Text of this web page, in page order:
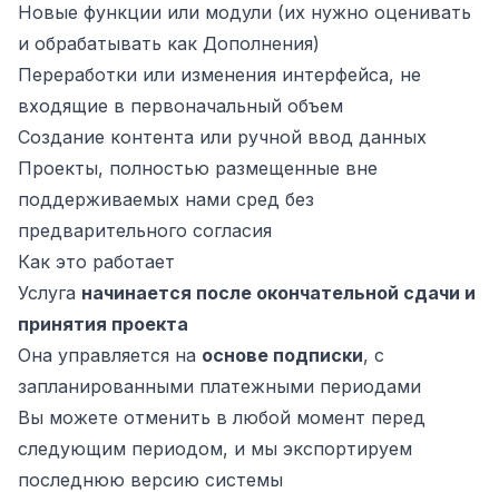
Новые функции или модули (их нужно оценивать
и обрабатывать как Дополнения)
Переработки или изменения интерфейса, не
входящие в первоначальный объем
Создание контента или ручной ввод данных
Проекты, полностью размещенные вне
поддерживаемых нами сред без
предварительного согласия
Как это работает
Услуга начинается после окончательной сдачи и
принятия проекта
Она управляется на основе подписки, с
запланированными платежными периодами
Вы можете отменить в любой момент перед
следующим периодом, и мы экспортируем
последнюю версию системы